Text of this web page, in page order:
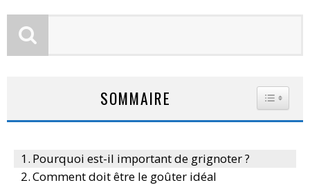
SOMMAIRE
Pourquoi est-il important de grignoter ?
Comment doit être le goûter idéal